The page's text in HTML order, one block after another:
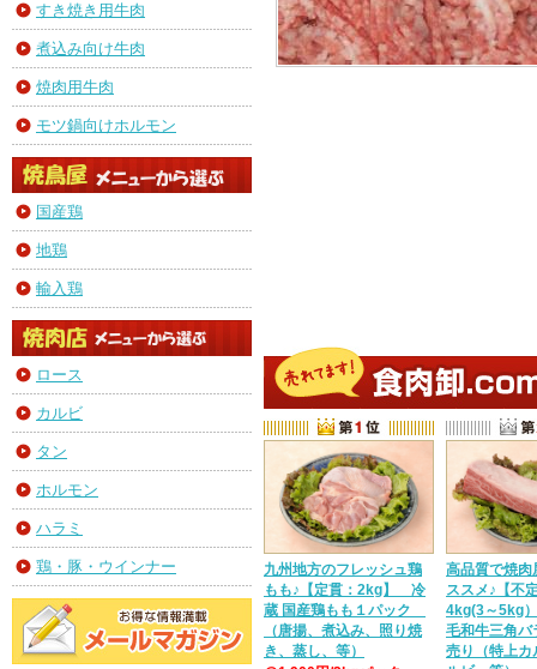
すき焼き用牛肉
煮込み向け牛肉
焼肉用牛肉
モツ鍋向けホルモン
国産鶏
地鶏
輸入鶏
ロース
カルビ
タン
ホルモン
ハラミ
鶏・豚・ウインナー
九州地方のフレッシュ鶏
もも♪【定貫：2kg】 冷
蔵 国産鶏もも１パック
（唐揚、煮込み、照り焼
き、蒸し、等）
高品質で焼肉
ススメ♪【不
4kg(3～5kg
毛和牛三角バ
売り（特上カ